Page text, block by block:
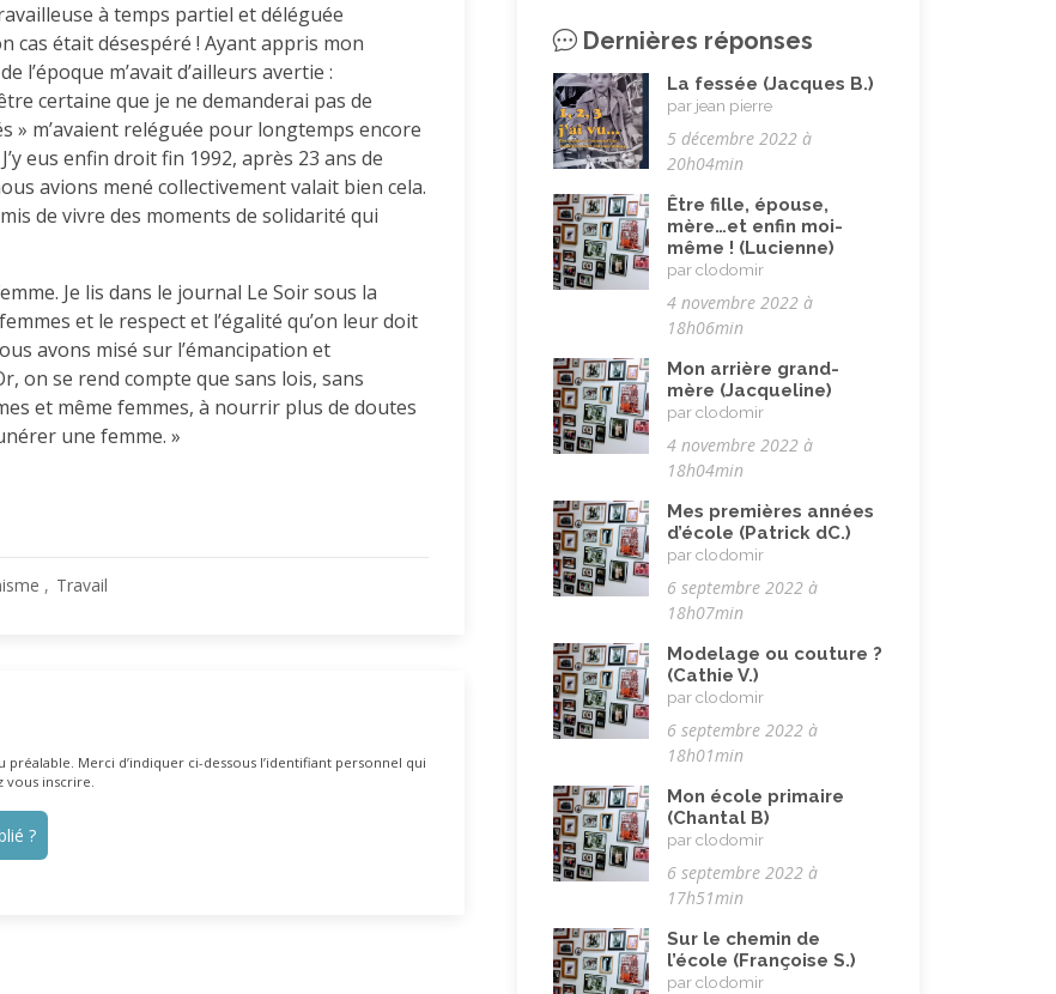
à temps partiel et déléguée
cas était désespéré ! Ayant appris mon
l’époque m’avait d’ailleurs avertie :
certaine que je ne demanderai pas de
» m’avaient reléguée pour longtemps encore
eus enfin droit fin 1992, après 23 ans de
avions mené collectivement valait bien cela.
de vivre des moments de solidarité qui
Je lis dans le journal Le Soir sous la
et le respect et l’égalité qu’on leur doit
avons misé sur l’émancipation et
on se rend compte que sans lois, sans
et même femmes, à nourrir plus de doutes
une femme. »
Travail
Merci d’indiquer ci-dessous l’identifiant personnel qui
vous inscrire.
?
Maladie, handicap (23)
Musulman.e (être) (7)
Nature, animaux (23)
Pandémie Covid 19
Parents (être) (19)
Racisme (10)
Religion, valeurs et éthique
Rencontres interculturelles
Retraite (4)
Rêves (12)
Solidarité (24)
Solitude (8)
Technologie (évolution) (24)
Vacances (19)
Vie quotidienne (44)
Vieillissement (20)
Voyages (38)
Dernières réponses
La fessée (Jacques B.)
par jean pierre
5 décembre 2022 à
20h04min
Être fille, épouse,
mère…et enfin moi-
même ! (Lucienne)
par clodomir
4 novembre 2022 à
18h06min
Mon arrière grand-
mère (Jacqueline)
par clodomir
4 novembre 2022 à
18h04min
Mes premières années
d’école (Patrick dC.)
par clodomir
6 septembre 2022 à
18h07min
Modelage ou couture ?
(Cathie V.)
par clodomir
6 septembre 2022 à
18h01min
Mon école primaire
(Chantal B)
par clodomir
6 septembre 2022 à
17h51min
Sur le chemin de
l’école (Françoise S.)
par clodomir